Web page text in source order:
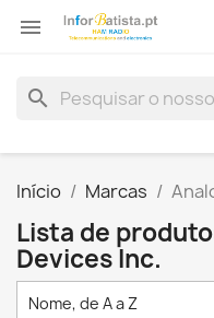

search
Início Marcas
Lista de
Devices Inc.
Nome, de A a Z